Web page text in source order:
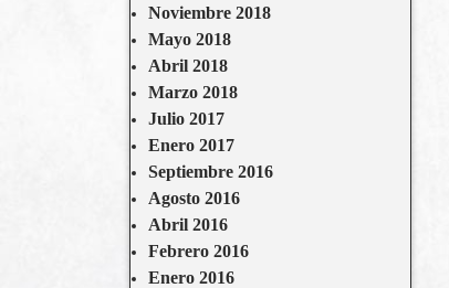
Noviembre 2018
Mayo 2018
Abril 2018
Marzo 2018
Julio 2017
Enero 2017
Septiembre 2016
Agosto 2016
Abril 2016
Febrero 2016
Enero 2016